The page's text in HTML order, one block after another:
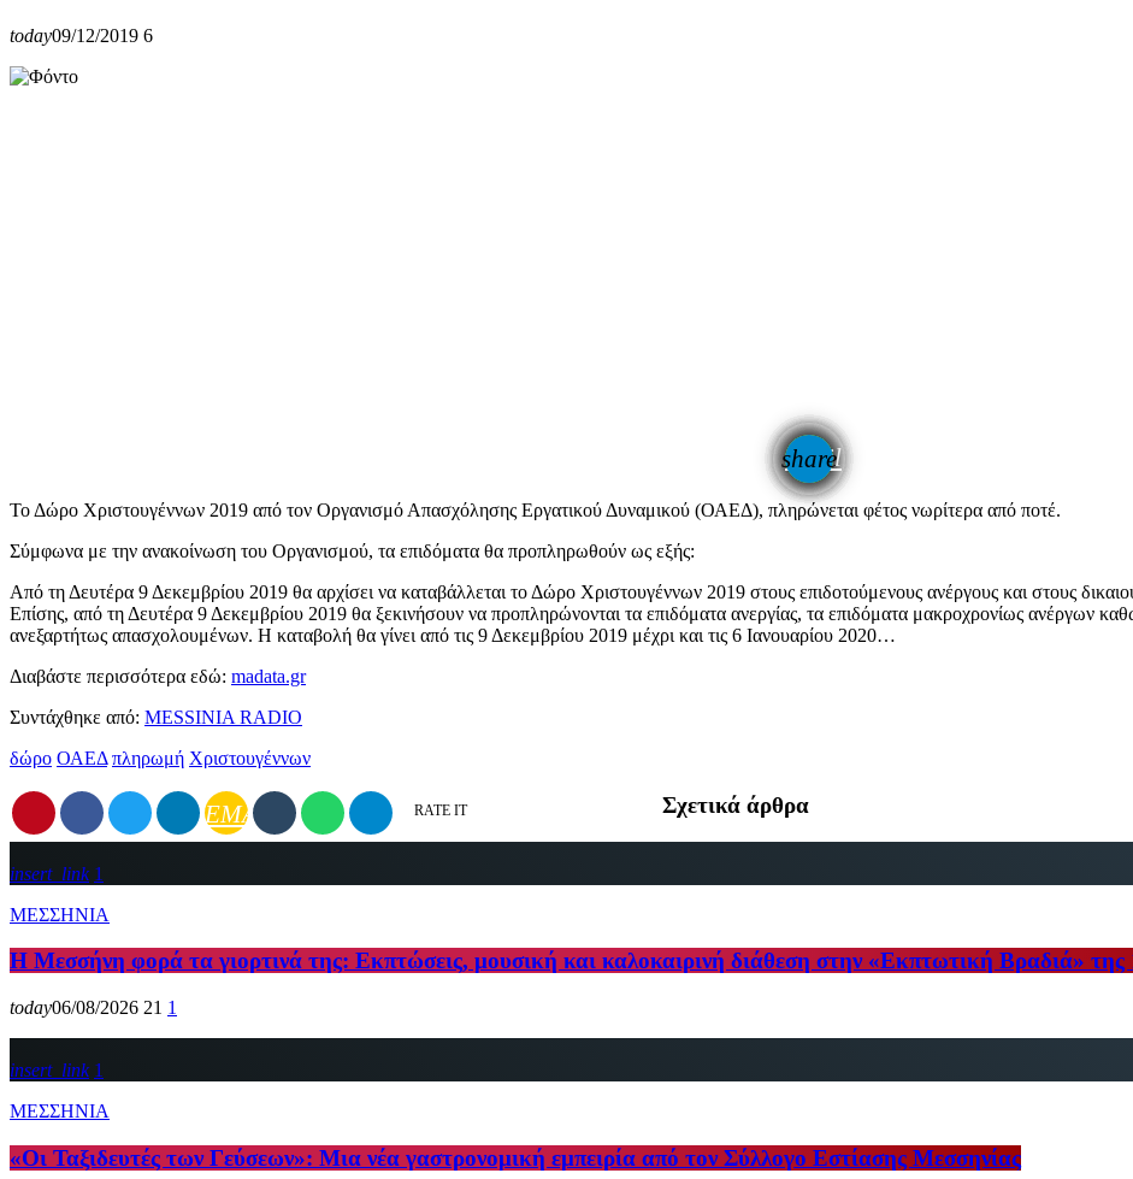
today09/12/2019 6
share
email
Το Δώρο Χριστουγέννων 2019 από τον Οργανισμό Απασχόλησης Εργατικού Δυναμικού (ΟΑΕΔ), πληρώνεται φέτος νωρίτερα από ποτέ.
Σύμφωνα με την ανακοίνωση του Οργανισμού, τα επιδόματα θα προπληρωθούν ως εξής:
Από τη Δευτέρα 9 Δεκεμβρίου 2019 θα αρχίσει να καταβάλλεται το Δώρο Χριστουγέννων 2019 στους επιδοτούμενους ανέργους και στους
Επίσης, από τη Δευτέρα 9 Δεκεμβρίου 2019 θα ξεκινήσουν να προπληρώνονται τα επιδόματα ανεργίας, τα επιδόματα μακροχρονίως ανέργων
ανεξαρτήτως απασχολουμένων. Η καταβολή θα γίνει από τις 9 Δεκεμβρίου 2019 μέχρι και τις 6 Ιανουαρίου 2020…
Διαβάστε περισσότερα εδώ: madata.gr
Συντάχθηκε από: MESSINIA RADIO
δώρο ΟΑΕΔ πληρωμή Χριστουγέννων
EMAIL RATE IT Σχετικά άρθρα
insert_link 1
ΜΕΣΣΗΝΙΑ
Η Μεσσήνη φορά τα γιορτινά της: Εκπτώσεις, μουσική και καλοκαιρινή διάθεση στην «Εκπτωτική Βραδιά»
today06/08/2026 21 1
insert_link 1
ΜΕΣΣΗΝΙΑ
«Οι Ταξιδευτές των Γεύσεων»: Μια νέα γαστρονομική εμπειρία από τον Σύλλογο Εστίασης Μεσσηνίας